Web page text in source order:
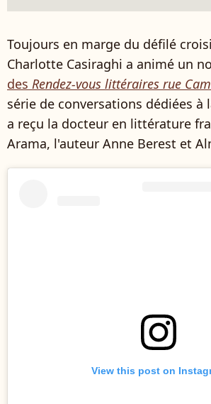
Toujours en marge du défilé
Charlotte Casiraghi a animé un
des Rendez-vous littéraires rue
série de conversations dédiées à
a reçu la docteur en littérature
Arama, l'auteur Anne Berest et
View this post on